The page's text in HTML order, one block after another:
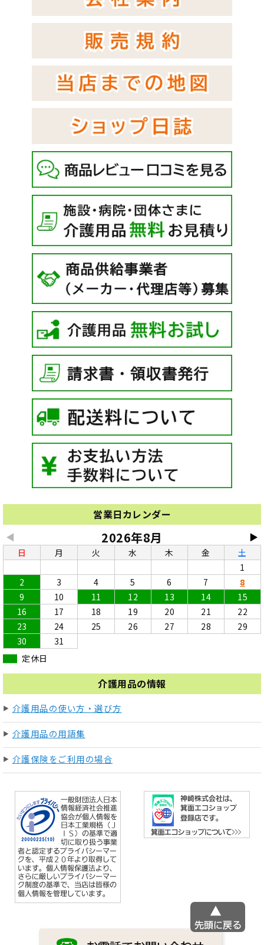
営業日カレンダー
◀ ▶
2026年8月
日 月 火 水 木 金
土
1
2
3 4 5 6 7
8
9
10 11 12 13 14
15
16
17 18 19 20 21
22
23
24 25 26 27 28
29
30
31
定休日
介護用品の情報
介護用品の使い方・選び方
介護用品の用語集
介護保険をご利用の場合